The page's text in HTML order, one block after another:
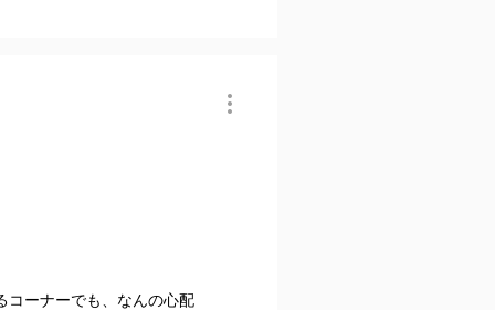
コーナーでも、なんの心配